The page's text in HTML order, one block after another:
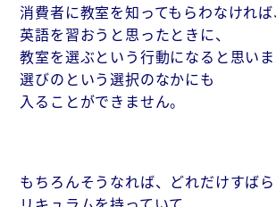
消費者に教室を知ってもらわなけれ
英語を習おうと思ったときに、
教室を選ぶという行動になると思い
選びのという選択のなかにも
入ることができません。
もちろんそうなれば、どれだけすば